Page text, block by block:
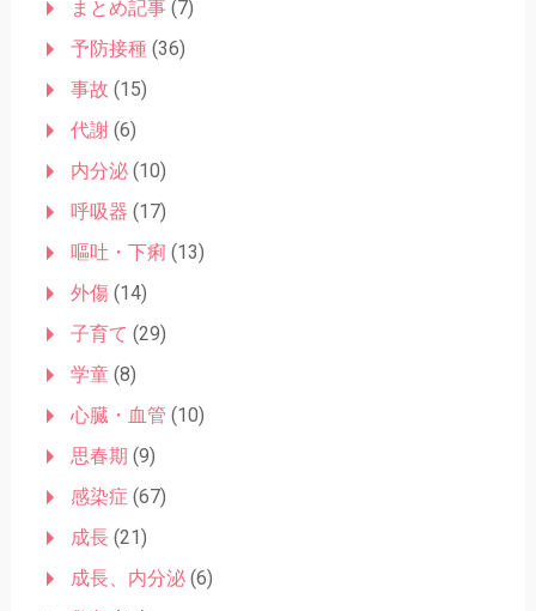
まとめ記事(7)
予防接種(36)
事故 (15)
代謝(6)
内分泌(10)
呼吸器 (17)
嘔吐・下痢 (13)
外傷(14)
子育て (29)
学童(8)
心臓・血管 (10)
思春期 (9)
感染症 (67)
成長(21)
成長、内分泌(6)